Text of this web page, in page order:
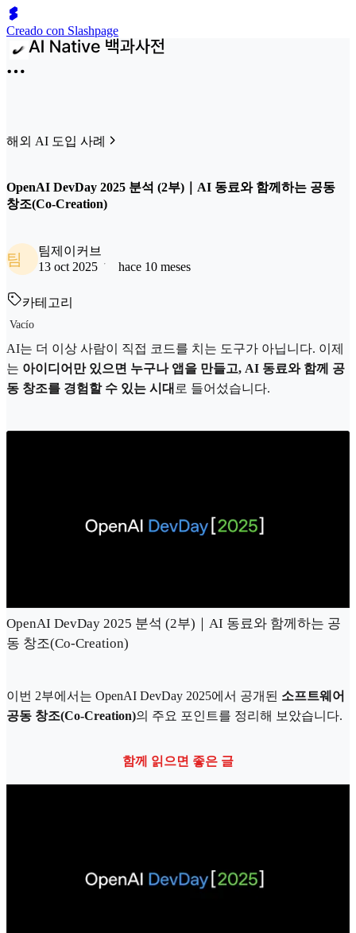
Creado con Slashpage
해외 AI 도입 사례
OpenAI DevDay 2025 분석 (2부)｜AI 동료와 함께하는 공동
창조(Co-Creation)
팀
팀제이커브
13 oct 2025
hace 10 meses
카테고리
Vacío
AI는 더 이상 사람이 직접 코드를 치는 도구가 아닙니다. 이제
는 아이디어만 있으면 누구나 앱을 만들고, AI 동료와 함께 공
동 창조를 경험할 수 있는 시대 로 들어섰습니다.
OpenAI DevDay 2025 분석 (2부)｜AI 동료와 함께하는 공
동 창조(Co-Creation)
이번 2부에서는 OpenAI DevDay 2025에서 공개된 소프트웨어
공동 창조(Co-Creation)의 주요 포인트를 정리해 보았습니다.
함께 읽으면 좋은 글